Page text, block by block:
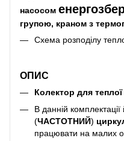
насосом
групою, краном з
Схема розподілу
ОПИС
Колектор для
В данній
(ЧАСТОТНИЙ)
працювати на малих